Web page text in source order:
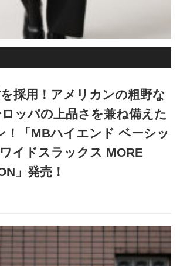
採用！アメリカンの粗野な
ッパの上品さを兼ね備えた
！「MBハイエンド ベーシッ
イドスラックス MORE
」発売！